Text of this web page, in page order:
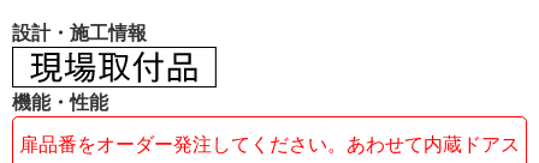
設計・施工情報
機能・性能
扉品番をオーダー発注してください。あわせて内蔵ドアス